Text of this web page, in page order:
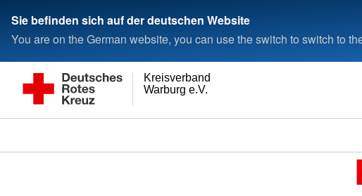
Sie befinden sich auf der deutschen Website
You are on the German website, you can use the switch to switch to
Warburg e.V.
Kreisverband